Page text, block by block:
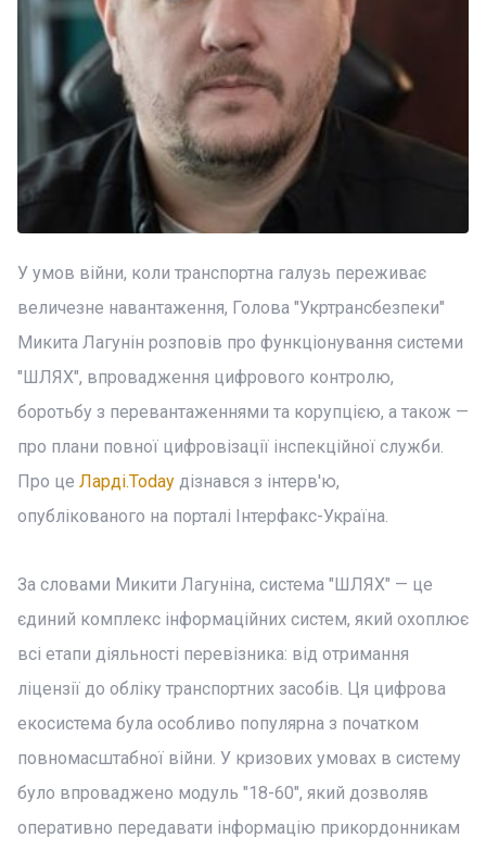
У умов війни, коли транспортна галузь переживає
величезне навантаження, Голова "Укртрансбезпеки"
Микита Лагунін розповів про функціонування системи
"ШЛЯХ", впровадження цифрового контролю,
боротьбу з перевантаженнями та корупцією, а також —
про плани повної цифровізації інспекційної служби.
Про це Ларді.Today дізнався з інтерв'ю,
опублікованого на порталі Інтерфакс-Україна.
За словами Микити Лагуніна, система "ШЛЯХ" — це
єдиний комплекс інформаційних систем, який охоплює
всі етапи діяльності перевізника: від отримання
ліцензії до обліку транспортних засобів. Ця цифрова
екосистема була особливо популярна з початком
повномасштабної війни. У кризових умовах в систему
було впроваджено модуль "18-60", який дозволяв
оперативно передавати інформацію прикордонникам